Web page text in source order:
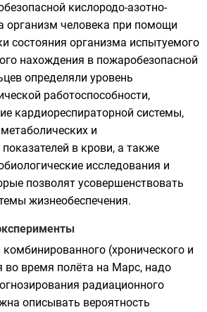
кислородо-азотно-
организм человека при помощи
состояния организма испытуемого
нахождения в пожаробезопасной
определяли уровень
работоспособности,
кардиореспираторной системы,
и
в крови, а также
исследования и
позволят усовершенствовать
жизнеобеспечения.
(хронического и
во время полёта на Марс, надо
радиационного
описывать вероятность